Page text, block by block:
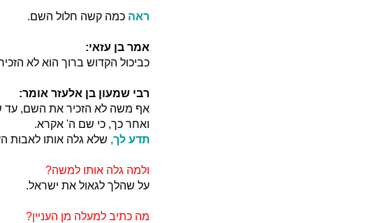
ראה כמה קשה חלול השם.
אמר בן עזאי:
כביכול הקדוש ברוך הוא לא
רבי שמעון בן אלעזר אומר:
אף משה לא הזכיר את השם, עד
ואחר כך, כי שם ה' אקרא.
תדע לך, שלא גלה אותו לאבות
ולמה גלה אותו למשה?
על שהלך לגאול את ישראל.
מה כתיב למעלה מן העניין?